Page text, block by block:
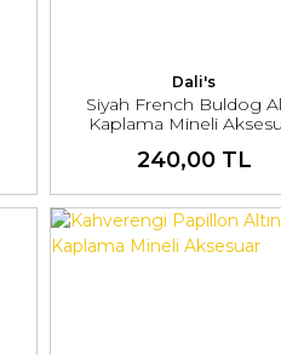
Dali's
Siyah French Buldog
Kaplama Mineli
240,00 TL